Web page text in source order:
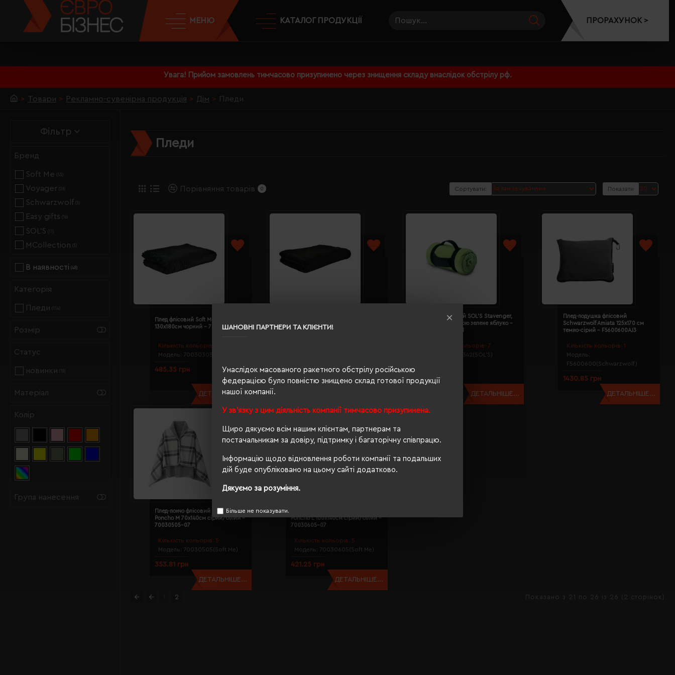
ШАНОВНІ ПАРТНЕРИ ТА КЛІЄНТИ!
Унаслідок масованого ракетного обстрілу російською
федерацією було повністю знищено склад готової продукції
нашої компанії.
У зв'язку з цим діяльність компанії тимчасово призупинена.
Щиро дякуємо всім нашим клієнтам, партнерам та
постачальникам за довіру, підтримку і багаторічну співпрацю.
Інформацію щодо відновлення роботи компанії та подальших
дій буде опубліковано на цьому сайті додатково.
Дякуємо за розуміння.
Більше не показувати.
Увага! Прийом замовлень тимчасово призупинено через знищення складу внаслідок обстрілу рф.
МЕНЮ КАТАЛОГ ПРОДУКЦІЇ ПРОРАХУНОК >
Товари Рекламно-сувенірна продукція Дім Пледи
Фільтр
Бренд
Soft Me (53)
Voyager (28)
Schwarzwolf (3)
Easy gifts (16)
SOL’S
MCollection (3)
В наявності (48)
Категорія
Пледи (114)
Розмір
Статус
новинки (18)
Матеріал
Колір
Група нанесення
Пледи
Порівняння товарів 0 Сортувати: Показати
Кількість кольорів:
Модель: 70030305(Soft Me)
Плед флісовий Soft Me Line
130х180см чорний - 70030305-01
485.35 грн
ДЕТАЛЬНІШЕ...
130х180см чорний - 70030405-01
457.88 грн
Кількість кольорів: 7
04342(SOL’S)
Плед флісовий SOL’S Stavenger,
ремінь з ручкою зелене яблуко -
ДЕТАЛЬНІШЕ...
Кількість кольорів: 1
Модель:
F5600600(Schwarzwolf)
Плед-подушка флісовий
Schwarzwolf Amiata 125х170 см
темно-сірий - F5600600AJ3
1430.85 грн
ДЕТАЛЬНІШЕ...
Кількість кольорів: 5
Модель: 70030505(Soft Me)
Плед-пончо флісовий Soft Me
Poncho M 70х140см сірий/білий -
70030505-07
353.81 грн
ДЕТАЛЬНІШЕ...
НОВИНКА
Кількість кольорів: 5
Модель:
70030605(Soft Me)
Poncho L 100х140см сірий/білий -
70030605-07
421.25 грн
ДЕТАЛЬНІШЕ...
1 2 Показано з 21 по 26 із 26 (2 сторінок)